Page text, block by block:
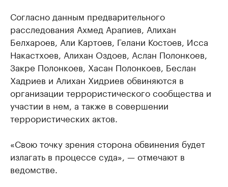
Согласно данным предварительного
расследования Ахмед Арапиев, Алихан
Белхароев, Али Картоев, Гелани Костоев, Исса
Накастхоев, Алихан Оздоев, Аслан Полонкоев,
Закре Полонкоев, Хасан Полонкоев, Беслан
Хадриев и Алихан Хидриев обвиняются в
организации террористического сообщества и
участии в нем, а также в совершении
террористических актов.
«Свою точку зрения сторона обвинения будет
излагать в процессе суда», — отмечают в
ведомстве.